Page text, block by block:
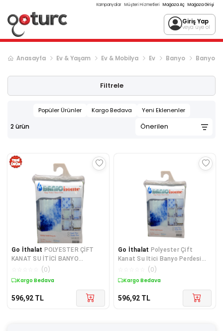
Kampanyalar Müşteri Hizmetleri Mağaza Aç Mağaza Girişi
Giriş Yap
veya üye ol
Anasayfa Ev & Yaşam Ev & Mobilya Ev Banyo Banyo
Filtrele
Popüler Ürünler Kargo Bedava Yeni Eklenenler
2ürün
Go İthalat POLYESTER ÇİFT
KANAT SU İTİCİ BANYO
PERDESİ 90X200CM (5224)
(0)
Kargo Bedava
596,92 TL
Go İthalat Polyester Çift
Kanat Su Itici Banyo Perdesi
90x200cm (K0)
(0)
Kargo Bedava
596,92 TL